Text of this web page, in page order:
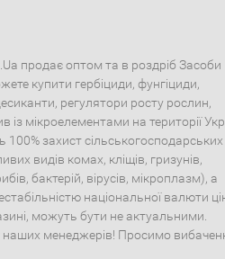
продає оптом та в роздріб Засоби
купити гербіциди, фунгіциди,
регулятори росту рослин,
мікроелементами на території
захист сільськогосподарських
видів комах, кліщів, гризунів,
бактерій, вірусів, мікроплазм), а
національної валюти
можуть бути не актуальними.
менеджерів! Просимо